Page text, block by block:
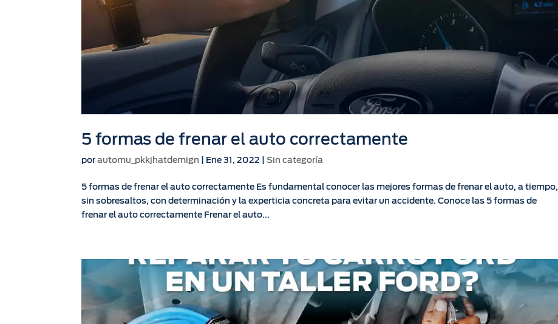
5 formas de frenar el auto correctamente
porautomu_pkkjhatdemign Ene 31, 2022 |Sin categoría
5 formas de frenar el auto correctamente Es fundamental conocer las mejores formas de frenar el auto, a tiempo,
sin sobresaltos, con determinación y la experticia concreta para evitar un accidente. Conoce las 5 formas de
frenar el auto correctamente Frenar el auto...